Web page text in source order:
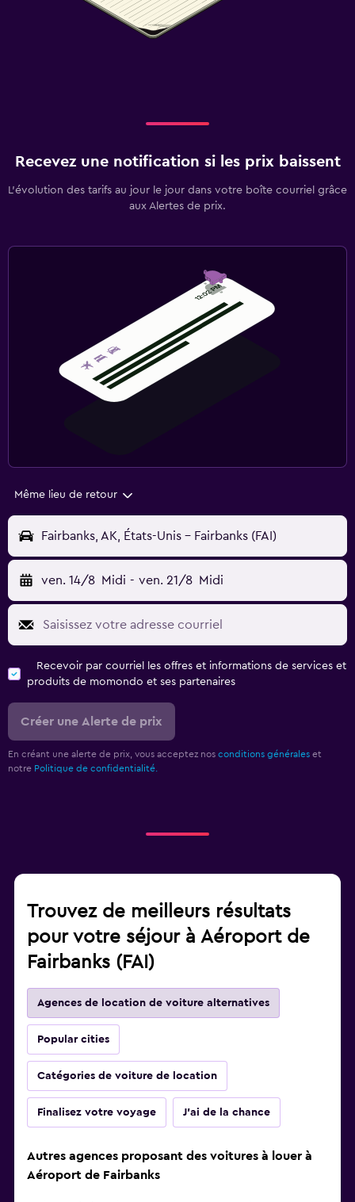
Recevez une notification si les prix baissent
L’évolution des tarifs au jour le jour dans votre boîte courriel grâce
aux Alertes de prix.
Même lieu de retour
Fairbanks, AK, États-Unis - Fairbanks (FAI)
ven. 14/8 Midi - ven. 21/8 Midi
Recevoir par courriel les offres et informations de services et
produits de momondo et ses partenaires
Créer une Alerte de prix
En créant une alerte de prix, vous acceptez nos conditions générales et
notre Politique de confidentialité.
Trouvez de meilleurs résultats
pour votre séjour à Aéroport de
Fairbanks (FAI)
Agences de location de voiture alternatives
Popular cities
Catégories de voiture de location
Finalisez votre voyage J'ai de la chance
Autres agences proposant des voitures à louer à
Aéroport de Fairbanks